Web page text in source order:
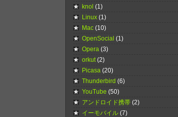
knol (1)
Linux (1)
Mac (10)
OpenSocial (1)
Opera (3)
orkut(2)
Picasa (20)
Thunderbird (6)
YouTube (50)
アンドロイド携帯 (2)
イーモバイル (7)